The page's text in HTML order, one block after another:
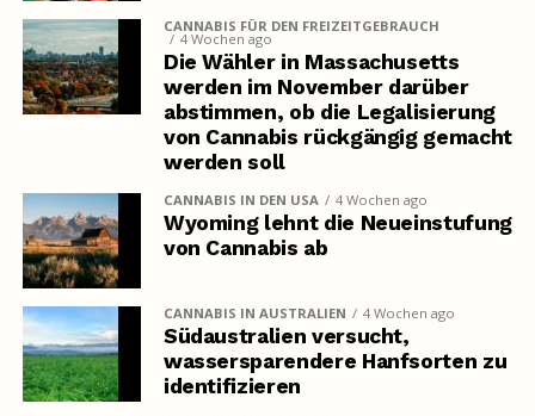
CANNABIS FÜR DEN FREIZEITGEBRAUCH
4 Wochen ago
Die Wähler in Massachusetts
werden im November darüber
abstimmen, ob die Legalisierung
von Cannabis rückgängig gemacht
werden soll
CANNABIS IN DEN USA 4 Wochen ago
Wyoming lehnt die Neueinstufung
von Cannabis ab
CANNABIS IN AUSTRALIEN 4 Wochen ago
Südaustralien versucht,
wassersparendere Hanfsorten zu
identifizieren